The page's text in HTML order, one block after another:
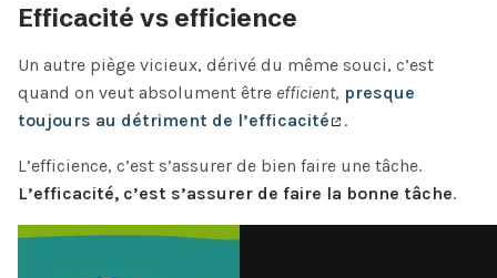
Efficacité vs efficience
Un autre piège vicieux, dérivé du même souci, c’est
quand on veut absolument être efficient, presque
toujours au détriment de l’efficacité
.
L’efficience, c’est s’assurer de bien faire une tâche.
L’efficacité, c’est s’assurer de faire la bonne tâche.